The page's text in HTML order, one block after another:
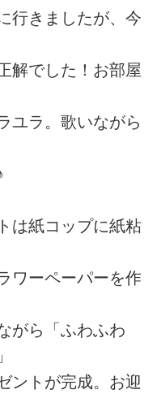
行きましたが、今
解でした！お部屋
ユラ。歌いながら
は紙コップに紙粘
ワーペーパーを作
がら「ふわふわ
ントが完成。お迎